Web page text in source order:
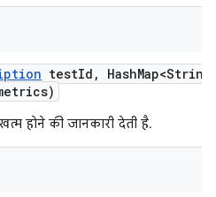
testId , HashMap<String
होने की जानकारी देती है.